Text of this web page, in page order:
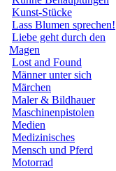
Kunst-Stücke
Lass Blumen sprechen!
Liebe geht durch den
Magen
Lost and Found
Männer unter sich
Märchen
Maler & Bildhauer
Maschinenpistolen
Medien
Medizinisches
Mensch und Pferd
Motorrad